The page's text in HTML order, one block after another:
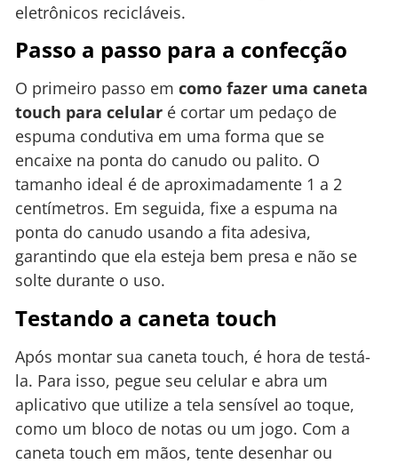
eletrônicos recicláveis.
Passo a passo para a confecção
O primeiro passo em como fazer uma caneta
touch para celular é cortar um pedaço de
espuma condutiva em uma forma que se
encaixe na ponta do canudo ou palito. O
tamanho ideal é de aproximadamente 1 a 2
centímetros. Em seguida, fixe a espuma na
ponta do canudo usando a fita adesiva,
garantindo que ela esteja bem presa e não se
solte durante o uso.
Testando a caneta touch
Após montar sua caneta touch, é hora de testá-
la. Para isso, pegue seu celular e abra um
aplicativo que utilize a tela sensível ao toque,
como um bloco de notas ou um jogo. Com a
caneta touch em mãos, tente desenhar ou